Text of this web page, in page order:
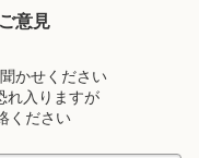
意見
かせください
れ入りますが
ください